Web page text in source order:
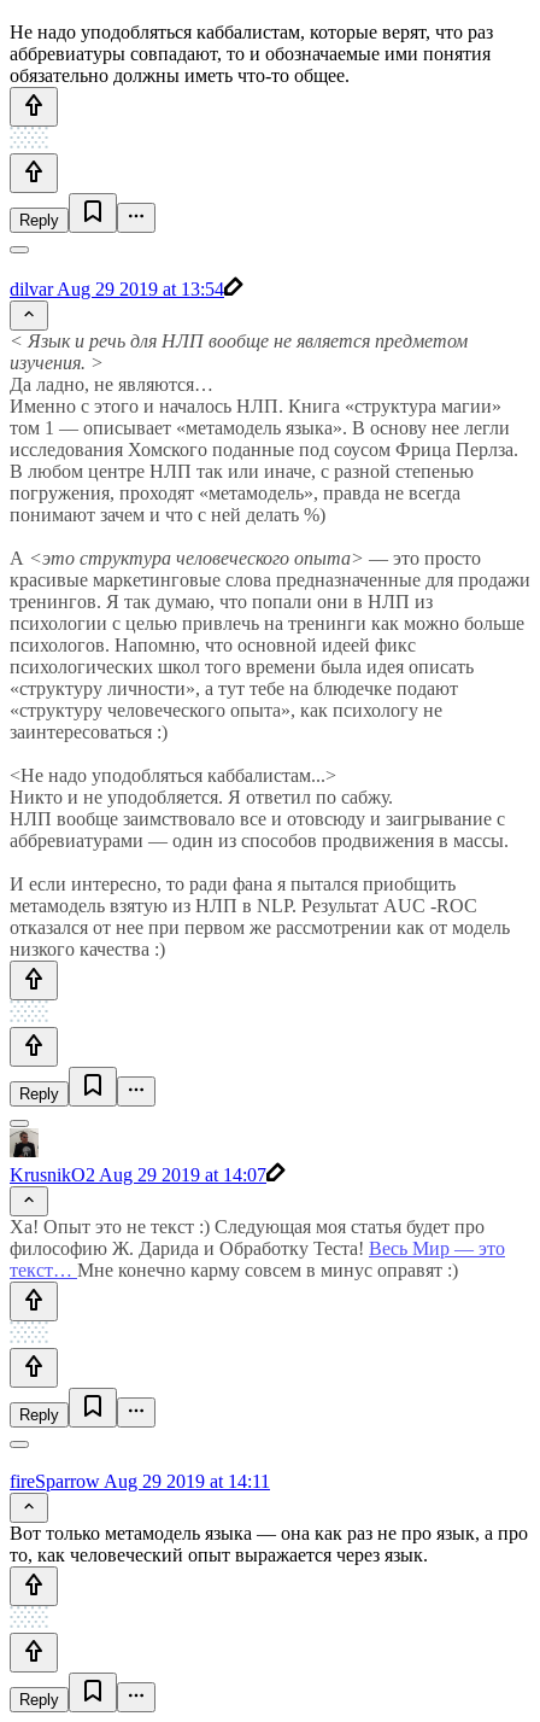
Не надо уподобляться каббалистам, которые верят, что раз
аббревиатуры совпадают, то и обозначаемые ими понятия
обязательно должны иметь что-то общее.
Reply
dilvarAug 29 2019 at 13:54
< Язык и речь для НЛП вообще не является предметом
изучения. >
Да ладно, не являются…
Именно с этого и началось НЛП. Книга «структура магии»
том 1 — описывает «метамодель языка». В основу нее легли
исследования Хомского поданные под соусом Фрица Перлза.
В любом центре НЛП так или иначе, с разной степенью
погружения, проходят «метамодель», правда не всегда
понимают зачем и что с ней делать %)
А <это структура человеческого опыта> — это просто
красивые маркетинговые слова предназначенные для продажи
тренингов. Я так думаю, что попали они в НЛП из
психологии с целью привлечь на тренинги как можно больше
психологов. Напомню, что основной идеей фикс
психологических школ того времени была идея описать
«структуру личности», а тут тебе на блюдечке подают
«структуру человеческого опыта», как психологу не
заинтересоваться :)
<Не надо уподобляться каббалистам...>
Никто и не уподобляется. Я ответил по сабжу.
НЛП вообще заимствовало все и отовсюду и заигрывание с
аббревиатурами — один из способов продвижения в массы.
И если интересно, то ради фана я пытался приобщить
метамодель взятую из НЛП в NLP. Результат AUC -ROC
отказался от нее при первом же рассмотрении как от модель
низкого качества :)
Reply
KrusnikO2 Aug 29 2019 at 14:07
Ха! Опыт это не текст :) Следующая моя статья будет про
философию Ж. Дарида и Обработку Теста! Весь Мир — это
текст… Мне конечно карму совсем в минус оправят :)
Reply
fireSparrow Aug 29 2019 at 14:11
Вот только метамодель языка — она как раз не про язык, а про
то, как человеческий опыт выражается через язык.
Reply